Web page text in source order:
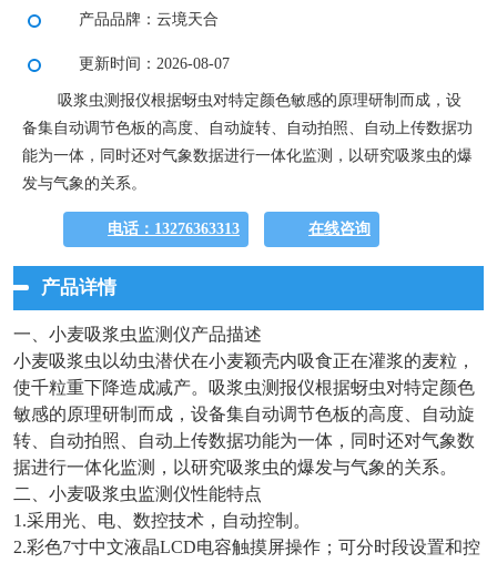
产品品牌：云境天合
更新时间：2026-08-07
吸浆虫测报仪根据蚜虫对特定颜色敏感的原理研制而成，设
备集自动调节色板的高度、自动旋转、自动拍照、自动上传数据功
能为一体，同时还对气象数据进行一体化监测，以研究吸浆虫的爆
发与气象的关系。
电话：13276363313 在线咨询
产品详情
一、小麦吸浆虫监测仪产品描述
小麦吸浆虫以幼虫潜伏在小麦颖壳内吸食正在灌浆的麦粒，
使千粒重下降造成减产。吸浆虫测报仪根据蚜虫对特定颜色
敏感的原理研制而成，设备集自动调节色板的高度、自动旋
转、自动拍照、自动上传数据功能为一体，同时还对气象数
据进行一体化监测，以研究吸浆虫的爆发与气象的关系。
二、小麦吸浆虫监测仪性能特点
1.采用光、电、数控技术，自动控制。
2.彩色7寸中文液晶LCD电容触摸屏操作；可分时段设置和控